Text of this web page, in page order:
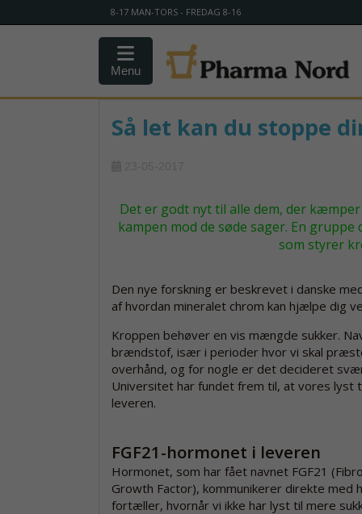
8-17 MAN-TORS - FREDAG 8-16
Menu
Så let kan du stoppe
Det er godt nyt til alle dem, der
kampen mod de søde sager. En
som styrer
Den nye forskning er beskrevet i danske
af hvordan mineralet chrom kan hjælpe dig
Kroppen behøver en vis mængde sukker.
brændstof, især i perioder hvor vi skal
overhånd, og for nogle er det decideret
Universitet har fundet frem til, at vores
leveren.
FGF21-hormonet i leveren
Hormonet, som har fået navnet FGF21
Growth Factor), kommunikerer direkte med
fortæller, hvornår vi ikke har lyst til mere